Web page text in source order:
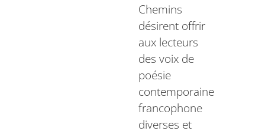
Chemins
désirent offrir
aux lecteurs
des voix de
poésie
contemporaine
francophone
diverses et